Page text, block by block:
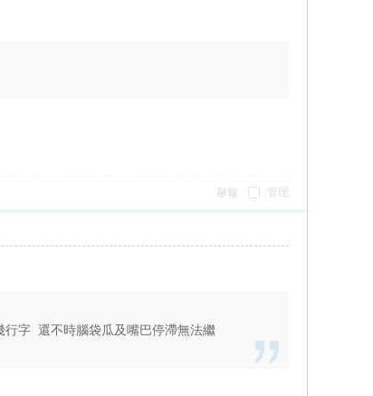
管理
舉報
字 還不時腦袋瓜及嘴巴停滯無法繼